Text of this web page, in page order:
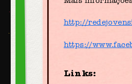
http://
https://
Links: